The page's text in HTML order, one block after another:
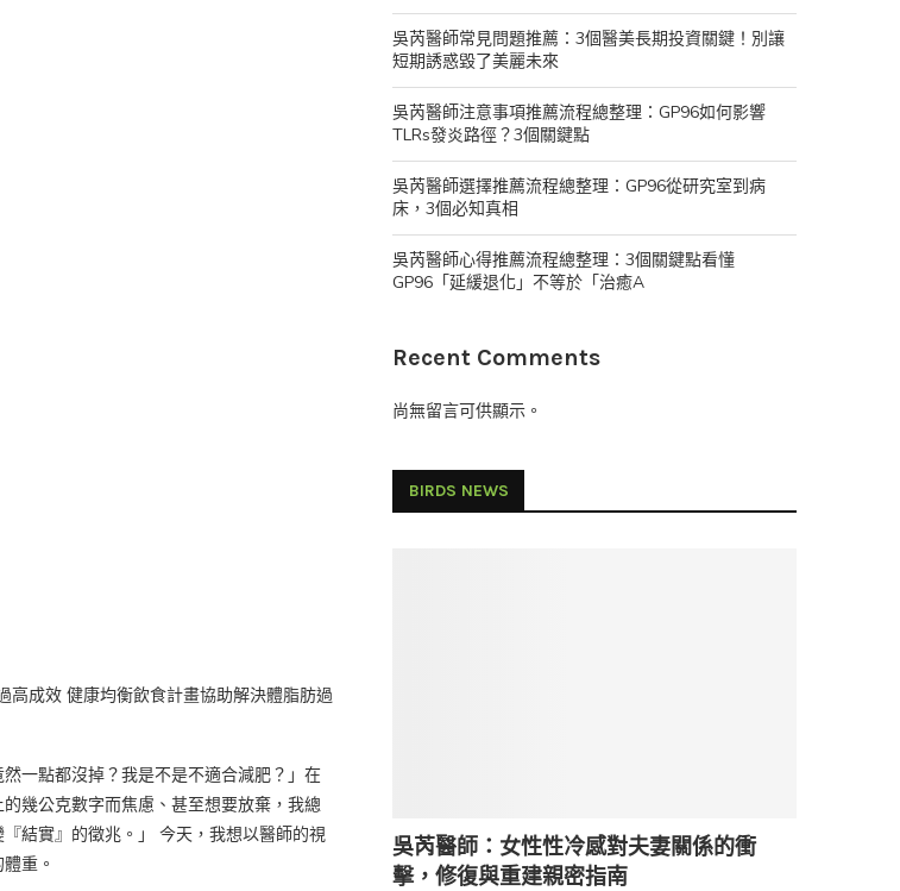
一點都沒掉？我是不是不適合減肥？」在
幾公克數字而焦慮、甚至想要放棄，我總
結實』的徵兆。」 今天，我想以醫師的視
重。
吳芮醫師常見問題推薦：3個醫美長期投資關鍵！別讓
短期誘惑毀了美麗未來
吳芮醫師注意事項推薦流程總整理：GP96如何影響
TLRs發炎路徑？3個關鍵點
吳芮醫師選擇推薦流程總整理：GP96從研究室到病
床，3個必知真相
吳芮醫師心得推薦流程總整理：3個關鍵點看懂
GP96「延緩退化」不等於「治癒A
Recent Comments
尚無留言可供顯示。
BIRDS NEWS
吳芮醫師：女性性冷感對夫妻關係的衝
擊，修復與重建親密指南